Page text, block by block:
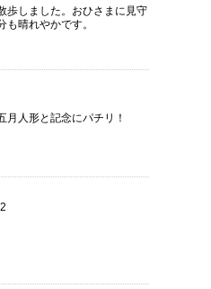
歩しました。おひさまに見守
も晴れやかです。
月人形と記念にパチリ！